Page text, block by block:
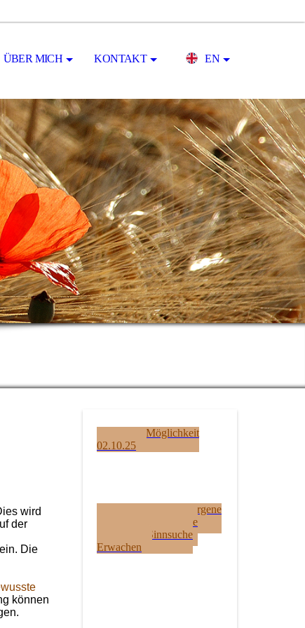
ÜBER MICH KONTAKT EN
wird
der
Die
können
Nächste Möglichkeit
02.10.25
Seelenpartner Verborgene
Potentiale Unbewusste
Blockaden Sinnsuche
Erwachen